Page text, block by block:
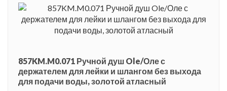
857KM.M0.071 Ручной душ Ole/Оле с
держателем для лейки и шлангом без выхода
для подачи воды, золотой атласный